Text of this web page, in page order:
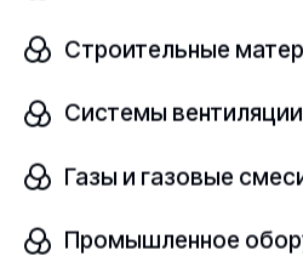
Строительные
Системы вентиляции
Газы и газовые
Промышленное
электронной почте:
8 (800) 775-64-35
kirov@fe-rus.ru
Быстрая доставка —